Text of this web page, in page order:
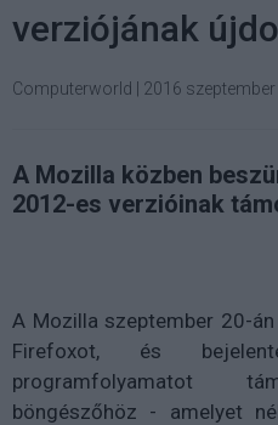
verziójának
Computerworld 2016 szeptember
A Mozilla közben
2012-es verzióinak
A Mozilla szeptember 20-
Firefoxot, és
programfolyamatot
böngészőhöz - amelyet